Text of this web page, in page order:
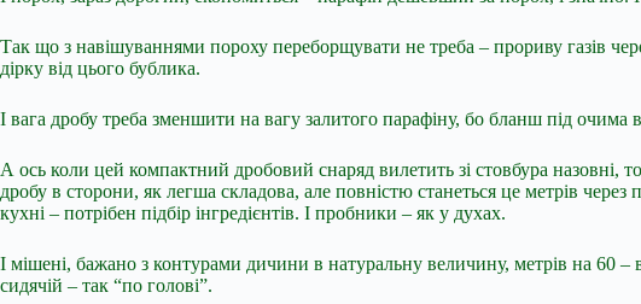
Так що з навішуваннями пороху переборщувати не треба – прориву газів
дірку від цього бублика.
І вага дробу треба зменшити на вагу залитого парафіну, бо бланш під
А ось коли цей компактний дробовий снаряд вилетить зі стовбура назовні,
дробу в сторони, як легша складова, але повністю станеться це метрів
кухні – потрібен підбір інгредієнтів. І пробники – як у духах.
І мішені, бажано з контурами дичини в натуральну величину, метрів на 60 –
сидячій – так “по голові”.